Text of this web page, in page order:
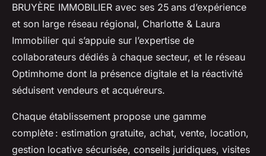
BRUYÈRE IMMOBILIER avec ses 25 ans d’expérience
et son large réseau régional, Charlotte & Laura
Immobilier qui s’appuie sur l’expertise de
collaborateurs dédiés à chaque secteur, et le réseau
Optimhome dont la présence digitale et la réactivité
séduisent vendeurs et acquéreurs.
Chaque établissement propose une gamme
complète : estimation gratuite, achat, vente, location,
gestion locative sécurisée, conseils juridiques, visites